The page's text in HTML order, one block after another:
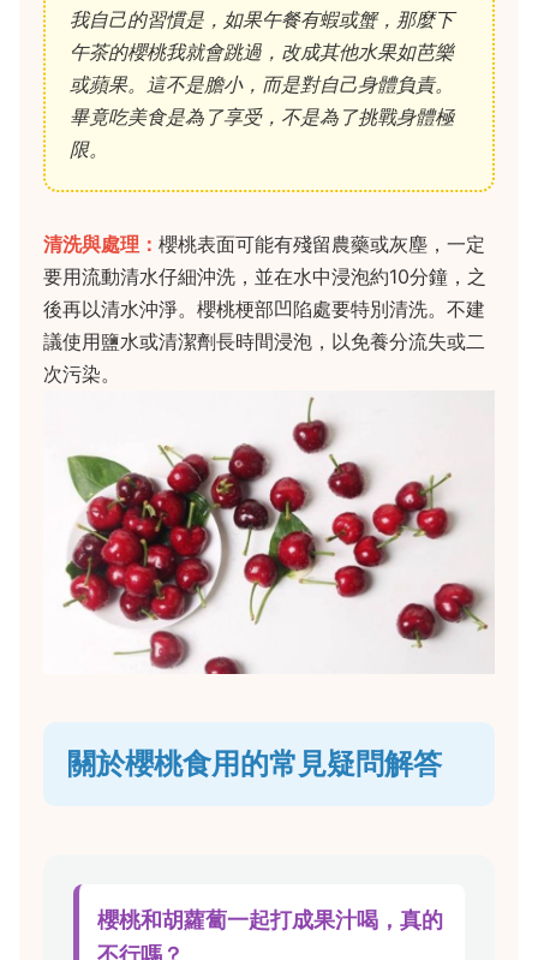
我自己的習慣是，如果午餐有蝦或蟹，那麼下
午茶的櫻桃我就會跳過，改成其他水果如芭樂
或蘋果。這不是膽小，而是對自己身體負責。
畢竟吃美食是為了享受，不是為了挑戰身體極
限。
清洗與處理： 櫻桃表面可能有殘留農藥或灰塵，一定
要用流動清水仔細沖洗，並在水中浸泡約10分鐘，之
後再以清水沖淨。櫻桃梗部凹陷處要特別清洗。不建
議使用鹽水或清潔劑長時間浸泡，以免養分流失或二
次污染。
關於櫻桃食用的常見疑問解答
櫻桃和胡蘿蔔一起打成果汁喝，真的
不行嗎？